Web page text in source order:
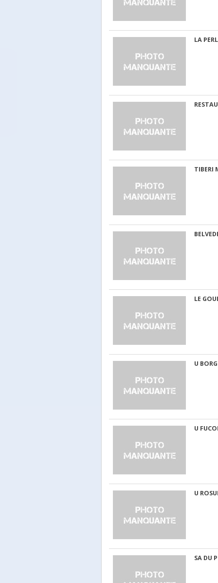
LA
TIBERI
LE
U
U
U
SA DU